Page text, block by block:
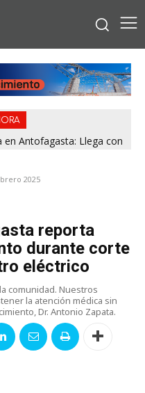
en Antofagasta: Llega con
2025
reporta
durante corte
eléctrico
comunidad. Nuestros
la atención médica sin
Dr. Antonio Zapata.